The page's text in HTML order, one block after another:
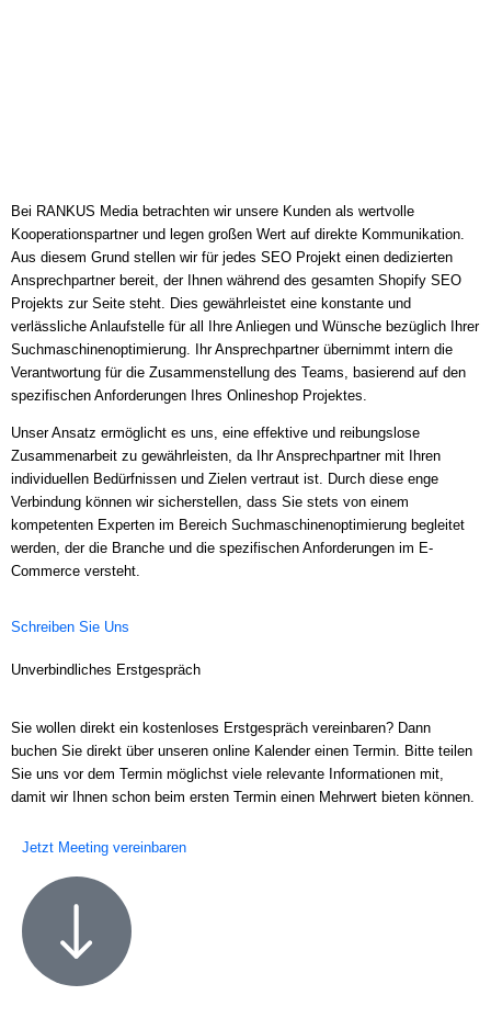
Bei RANKUS Media betrachten wir unsere Kunden als wertvolle
Kooperationspartner und legen großen Wert auf direkte Kommunikation.
Aus diesem Grund stellen wir für jedes SEO Projekt einen dedizierten
Ansprechpartner bereit, der Ihnen während des gesamten Shopify SEO
Projekts zur Seite steht. Dies gewährleistet eine konstante und
verlässliche Anlaufstelle für all Ihre Anliegen und Wünsche bezüglich Ihrer
Suchmaschinenoptimierung. Ihr Ansprechpartner übernimmt intern die
Verantwortung für die Zusammenstellung des Teams, basierend auf den
spezifischen Anforderungen Ihres Onlineshop Projektes.
Unser Ansatz ermöglicht es uns, eine effektive und reibungslose
Zusammenarbeit zu gewährleisten, da Ihr Ansprechpartner mit Ihren
individuellen Bedürfnissen und Zielen vertraut ist. Durch diese enge
Verbindung können wir sicherstellen, dass Sie stets von einem
kompetenten Experten im Bereich Suchmaschinenoptimierung begleitet
werden, der die Branche und die spezifischen Anforderungen im E-
Commerce versteht.
Schreiben Sie Uns
Unverbindliches Erstgespräch
Sie wollen direkt ein kostenloses Erstgespräch vereinbaren? Dann
buchen Sie direkt über unseren online Kalender einen Termin. Bitte teilen
Sie uns vor dem Termin möglichst viele relevante Informationen mit,
damit wir Ihnen schon beim ersten Termin einen Mehrwert bieten können.
Jetzt Meeting vereinbaren